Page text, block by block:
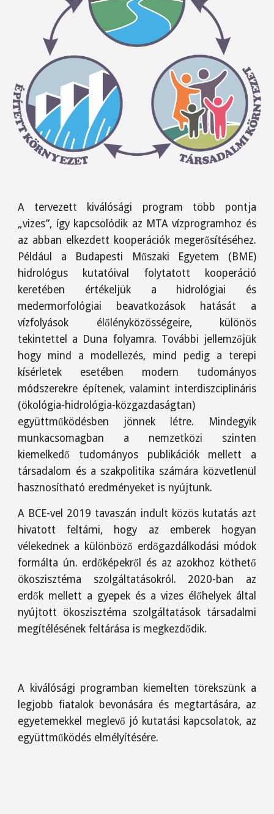
A tervezett kiválósági program több pontja
„vizes”, így kapcsolódik az MTA vízprogramhoz és
az abban elkezdett kooperációk megerősítéséhez.
Például a Budapesti Műszaki Egyetem (BME)
hidrológus kutatóival folytatott kooperáció
keretében értékeljük a hidrológiai és
medermorfológiai beavatkozások hatását a
vízfolyások élőlényközösségeire, különös
tekintettel a Duna folyamra. További jellemzőjük
hogy mind a modellezés, mind pedig a terepi
kísérletek esetében modern tudományos
módszerekre építenek, valamint interdiszciplináris
(ökológia-hidrológia-közgazdaságtan)
együttműködésben jönnek létre. Mindegyik
munkacsomagban a nemzetközi szinten
kiemelkedő tudományos publikációk mellett a
társadalom és a szakpolitika számára közvetlenül
hasznosítható eredményeket is nyújtunk.
A BCE-vel 2019 tavaszán indult közös kutatás azt
hivatott feltárni, hogy az emberek hogyan
vélekednek a különböző erdőgazdálkodási módok
formálta ún. erdőképekről és az azokhoz köthető
ökoszisztéma szolgáltatásokról. 2020-ban az
erdők mellett a gyepek és a vizes élőhelyek által
nyújtott ökoszisztéma szolgáltatások társadalmi
megítélésének feltárása is megkezdődik.
A kiválósági programban kiemelten törekszünk a
legjobb fiatalok bevonására és megtartására, az
egyetemekkel meglevő jó kutatási kapcsolatok, az
együttműködés elmélyítésére.